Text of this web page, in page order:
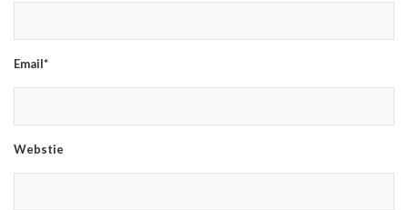
Email*
Webstie